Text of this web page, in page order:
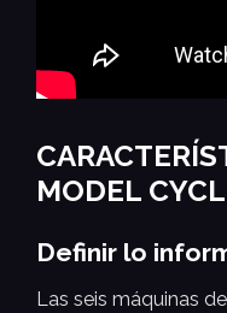
MODEL
Definir lo
Las seis máquinas